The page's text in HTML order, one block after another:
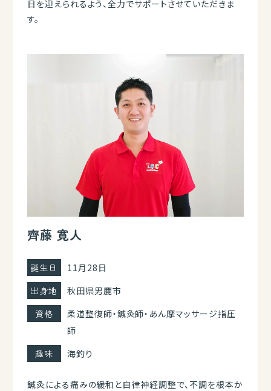
日を迎えられるよう、全力でサポートさせていただきま
す。
齊藤 寛人
誕生日
11月28日
出身地
秋田県男鹿市
資格
柔道整復師・鍼灸師・あん摩マッサージ指圧
師
趣味
海釣り
鍼灸による痛みの緩和と自律神経調整で、不調を根本か